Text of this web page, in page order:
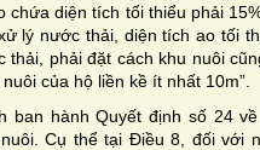
chứa diện tích tối thiểu phải
lý nước thải, diện tích ao tối
thải, phải đặt cách khu nuôi
của hộ liền kề ít nhất 10m”.
ban hành Quyết định số 24
Cụ thể tại Điều 8, đối với